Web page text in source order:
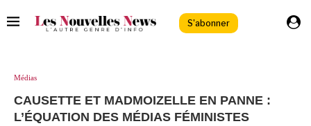
S'abonner
Médias
CAUSETTE ET MADMOIZELLE EN PANNE :
L’ÉQUATION DES MÉDIAS FÉMINISTES